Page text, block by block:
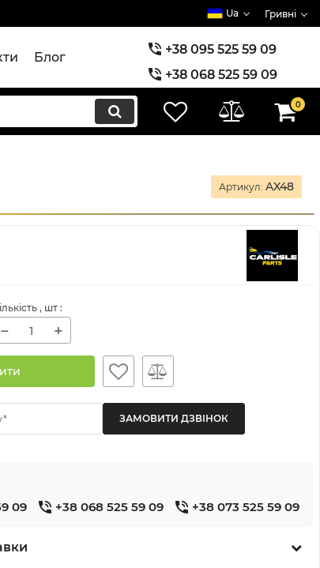
Ua Гривні
Блог
+38 095 525 59 09
+38 068 525 59 09
+38 073 525 59 09
0
Артикул: AX48
, шт :
− +
09 +38 068 525 59 09 +38 073 525 59 09